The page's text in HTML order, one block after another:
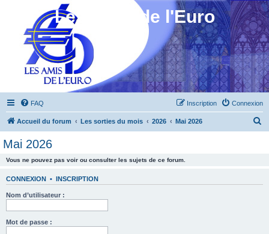
Les Amis de l'Euro
FAQ Connexion
Inscription
Accueil du forum Les sorties du mois 2026 Mai 2026
Mai 2026
Vous ne pouvez pas voir ou consulter les sujets de ce forum.
CONNEXION • INSCRIPTION
Nom d’utilisateur :
Mot de passe :